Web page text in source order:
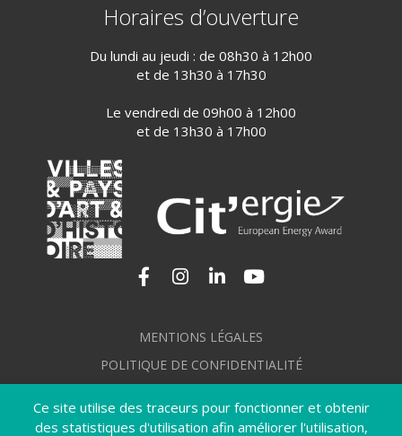
Ce site utilise des traceurs pour fonctionner et obtenir
des statistiques d'utilisation afin améliorer l'utilisation,
Horaires d’ouverture
Du lundi au jeudi : de 08h30 à 12h00
et de 13h30 à 17h30
Le vendredi de 09h00 à 12h00
et de 13h30 à 17h00
Lien vers le compte Facebook
Lien vers le compte Instagram
Lien vers le compte
MENTIONS LÉGALES
POLITIQUE DE CONFIDENTIALITÉ
PLAN DU SITE